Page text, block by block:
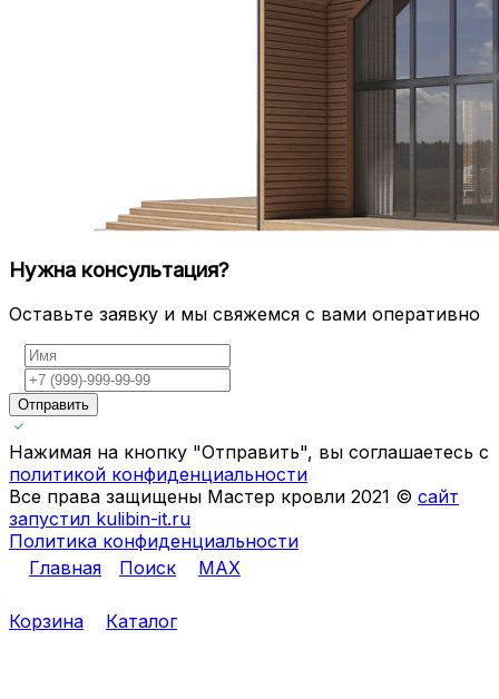
Нужна консультация?
Оставьте заявку и мы свяжемся с вами оперативно
Отправить
Нажимая на кнопку "Отправить", вы соглашаетесь с
политикой конфиденциальности
Все права защищены Мастер кровли 2021 © сайт
запустил kulibin-it.ru
Политика конфиденциальности
Главная
Поиск MAX
Корзина Каталог